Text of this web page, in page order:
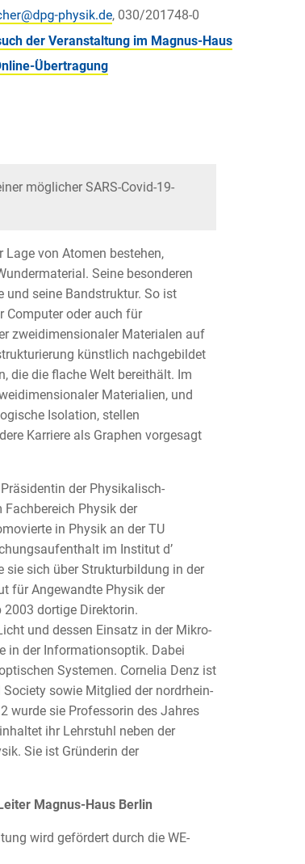
, 030/201748-0
der Veranstaltung im Magnus-Haus
Übertragung
möglicher SARS-Covid-19-
von Atomen bestehen,
Seine besonderen
und seine Bandstruktur. So ist
Computer oder auch für
zweidimensionaler Materialen auf
künstlich nachgebildet
die die flache Welt bereithält. Im
Materialien, und
Isolation, stellen
Karriere als Graphen vorgesagt
der Physikalisch-
Physik der
in Physik an der TU
im Institut d’
sie sich über Strukturbildung in der
für Angewandte Physik der
2003 dortige Direktorin.
und dessen Einsatz in der Mikro-
in der Informationsoptik. Dabei
Systemen. Cornelia Denz ist
sowie Mitglied der nordrhein-
wurde sie Professorin des Jahres
ihr Lehrstuhl neben der
Sie ist Gründerin der
Magnus-Haus Berlin
wird gefördert durch die WE-